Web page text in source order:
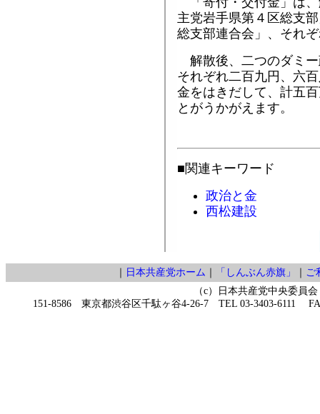
主党岩手県第４区総支
総支部連合会」、それ
解散後、二つのダミ
それぞれ二百九円、六
金をはきだして、計五
とがうかがえます。
■関連キーワード
政治と金
西松建設
日本共産党ホーム 「しんぶん赤旗」
ご
（c）日本共産党中央委員会
151-8586 東京都渋谷区千駄ヶ谷4-26-7 TEL 03-3403-6111